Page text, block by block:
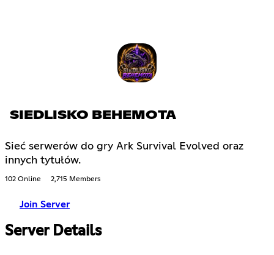
SIEDLISKO BEHEMOTA
Sieć serwerów do gry Ark Survival Evolved oraz
innych tytułów.
102 Online 2,715 Members
Join Server
Server Details